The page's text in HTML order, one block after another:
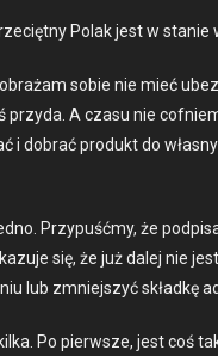
Polak jest w stanie
sobie nie mieć
przy­da. A cza­su nie
i dobrać pro­dukt do
Przy­puśćmy, że
się, że już dalej nie
lub zmniejszyć skład­kę
Po pier­wsze, jest coś